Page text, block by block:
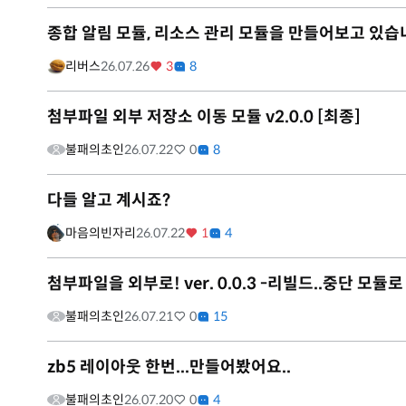
종합 알림 모듈, 리소스 관리 모듈을 만들어보고 있습
리버스26.07.26 3 8
첨부파일 외부 저장소 이동 모듈 v2.0.0 [최종]
불패의초인26.07.22 0 8
다들 알고 계시죠?
마음의빈자리26.07.22 1 4
첨부파일을 외부로! ver. 0.0.3 -리빌드..중단 모듈로
불패의초인26.07.21 0 15
zb5 레이아웃 한번...만들어봤어요..
불패의초인26.07.20 0 4